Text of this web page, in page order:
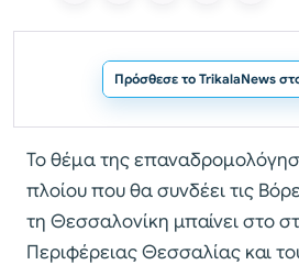
Πρόσθεσε το TrikalaNews
Το θέμα της
πλοίου που θα συνδέει τις
τη Θεσσαλονίκη μπαίνει στο
Περιφέρειας Θεσσαλίας και